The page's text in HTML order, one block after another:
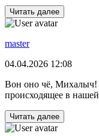
Читать далее
master
04.04.2026 12:08
Вон оно чё, Михалыч!
происходящее в
Читать далее